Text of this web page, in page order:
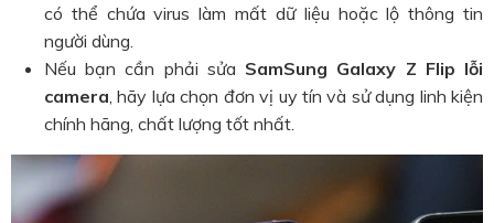
có thể chứa virus làm mất dữ liệu hoặc lộ thông tin
người dùng.
Nếu bạn cần phải sửa SamSung Galaxy Z Flip lỗi
camera , hãy lựa chọn đơn vị uy tín và sử dụng linh kiện
chính hãng, chất lượng tốt nhất.